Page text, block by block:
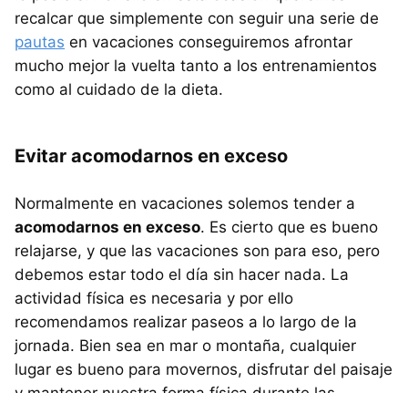
recalcar que simplemente con seguir una serie de
pautas en vacaciones conseguiremos afrontar
mucho mejor la vuelta tanto a los entrenamientos
como al cuidado de la dieta.
Evitar acomodarnos en exceso
Normalmente en vacaciones solemos tender a
acomodarnos en exceso. Es cierto que es bueno
relajarse, y que las vacaciones son para eso, pero
debemos estar todo el día sin hacer nada. La
actividad física es necesaria y por ello
recomendamos realizar paseos a lo largo de la
jornada. Bien sea en mar o montaña, cualquier
lugar es bueno para movernos, disfrutar del paisaje